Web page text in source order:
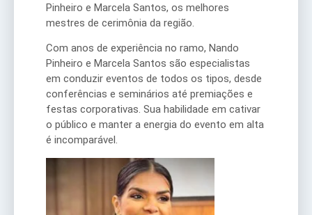
Pinheiro e Marcela Santos, os melhores
mestres de cerimônia da região.
Com anos de experiência no ramo, Nando
Pinheiro e Marcela Santos são especialistas
em conduzir eventos de todos os tipos, desde
conferências e seminários até premiações e
festas corporativas. Sua habilidade em cativar
o público e manter a energia do evento em alta
é incomparável.